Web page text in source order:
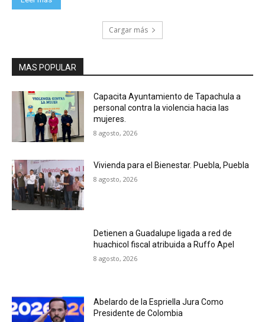
Cargar más
MAS POPULAR
Capacita Ayuntamiento de Tapachula a
personal contra la violencia hacia las
mujeres.
8 agosto, 2026
Vivienda para el Bienestar. Puebla, Puebla
8 agosto, 2026
Detienen a Guadalupe ligada a red de
huachicol fiscal atribuida a Ruffo Apel
8 agosto, 2026
Abelardo de la Espriella Jura Como
Presidente de Colombia